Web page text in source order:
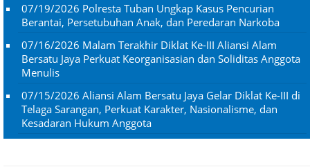
07/19/2026 Polresta Tuban Ungkap Kasus Pencurian
Berantai, Persetubuhan Anak, dan Peredaran Narkoba
07/16/2026 Malam Terakhir Diklat Ke-III Aliansi Alam
Bersatu Jaya Perkuat Keorganisasian dan Soliditas Anggota
Menulis
07/15/2026 Aliansi Alam Bersatu Jaya Gelar Diklat Ke-III di
Telaga Sarangan, Perkuat Karakter, Nasionalisme, dan
Kesadaran Hukum Anggota